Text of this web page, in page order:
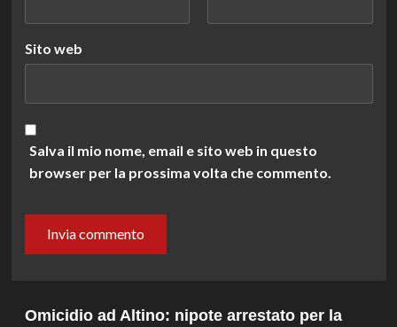
Sito web
Salva il mio nome, email e sito web in questo
browser per la prossima volta che commento.
Omicidio ad Altino: nipote arrestato per la